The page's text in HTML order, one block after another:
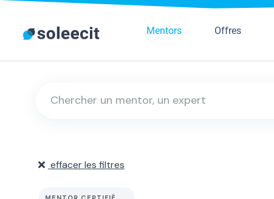
Mentors Offres
effacer les filtres